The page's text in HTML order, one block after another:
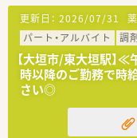
更新日： 2026/07/31
パート・アルバイト
調
【大垣市/東大垣駅】
時以降のご勤務で時
さい◎